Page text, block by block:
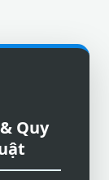
Quy